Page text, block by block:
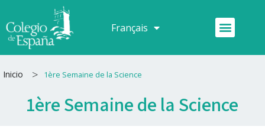
au
contenu
Français
Español Menu
Inicio > 1ère Semaine de la Science
1ère Semaine de la Science